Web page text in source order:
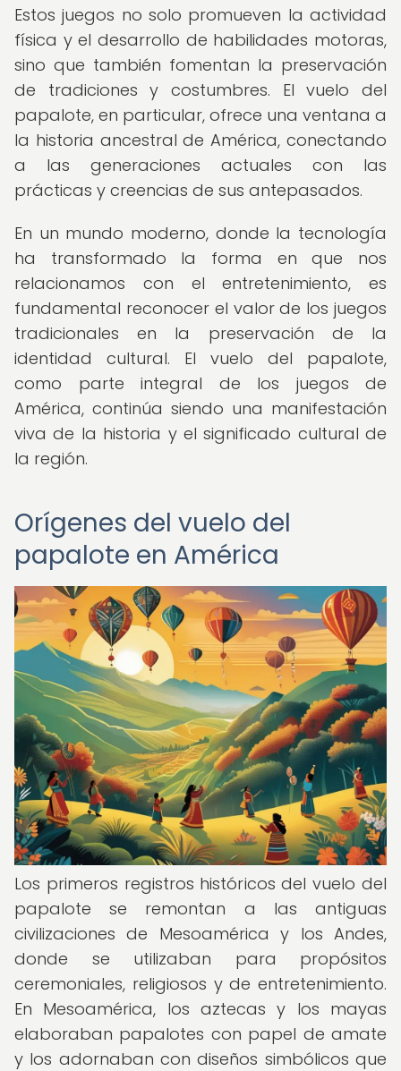
Estos juegos no solo promueven la actividad
física y el desarrollo de habilidades motoras,
sino que también fomentan la preservación
de tradiciones y costumbres. El vuelo del
papalote, en particular, ofrece una ventana a
la historia ancestral de América, conectando
a las generaciones actuales con las
prácticas y creencias de sus antepasados.
En un mundo moderno, donde la tecnología
ha transformado la forma en que nos
relacionamos con el entretenimiento, es
fundamental reconocer el valor de los juegos
tradicionales en la preservación de la
identidad cultural. El vuelo del papalote,
como parte integral de los juegos de
América, continúa siendo una manifestación
viva de la historia y el significado cultural de
la región.
Orígenes del vuelo del
papalote en América
Los primeros registros históricos del vuelo del
papalote se remontan a las antiguas
civilizaciones de Mesoamérica y los Andes,
donde se utilizaban para propósitos
ceremoniales, religiosos y de entretenimiento.
En Mesoamérica, los aztecas y los mayas
elaboraban papalotes con papel de amate
y los adornaban con diseños simbólicos que